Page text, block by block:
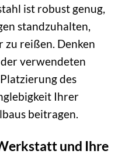
ist robust genug,
standzuhalten,
zu reißen. Denken
verwendeten
des
Ihrer
beitragen.
und Ihre